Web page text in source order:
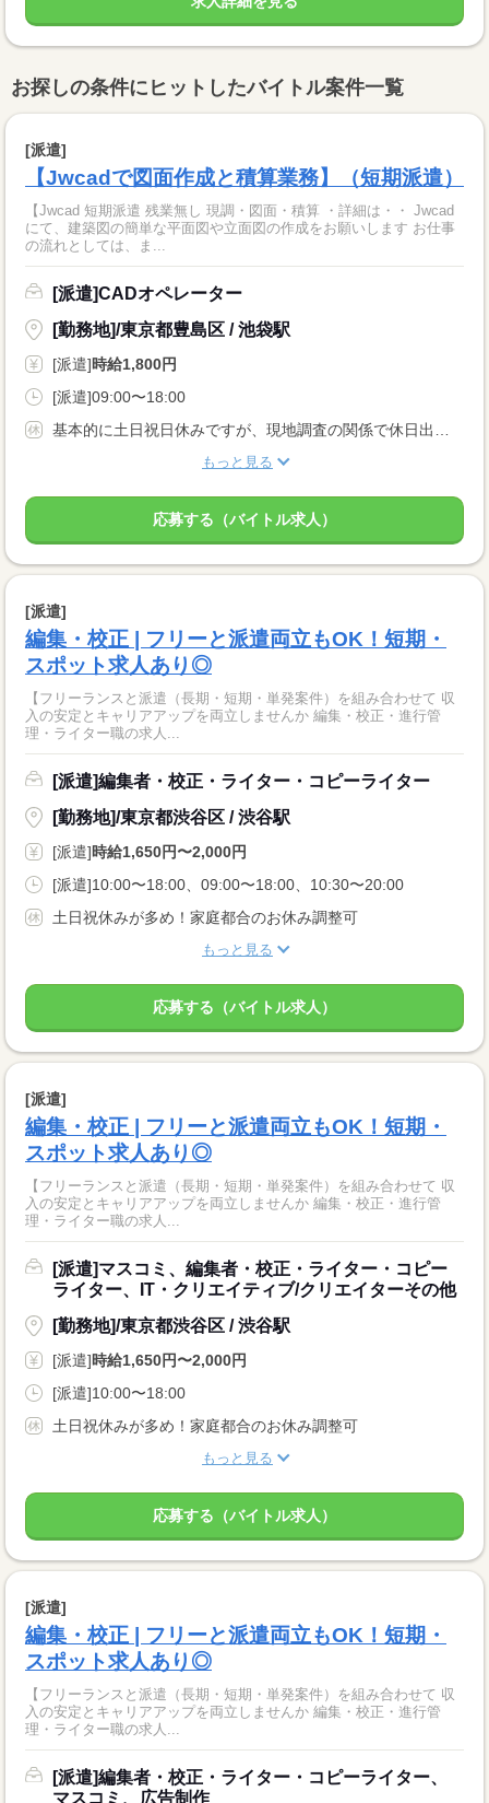
お探しの条件にヒットしたバイトル案件一覧
[派遣]
【Jwcadで図面作成と積算業務】（短期派遣）
【Jwcad 短期派遣 残業無し 現調・図面・積算 ・詳細は・・ Jwcad
にて、建築図の簡単な平面図や立面図の作成をお願いします お仕事
の流れとしては、ま...
[派遣]CADオペレーター
[勤務地]/東京都豊島区 / 池袋駅
[派遣]時給1,800円
[派遣]09:00〜18:00
もっと見る
応募する（バイトル求人）
[派遣]
編集・校正 | フリーと派遣両立もOK！短期・
スポット求人あり◎
【フリーランスと派遣（長期・短期・単発案件）を組み合わせて 収
入の安定とキャリアアップを両立しませんか 編集・校正・進行管
理・ライター職の求人...
[派遣]編集者・校正・ライター・コピーライター
[勤務地]/東京都渋谷区 / 渋谷駅
[派遣]時給1,650円〜2,000円
[派遣]10:00〜18:00、09:00〜18:00、10:30〜20:00
土日祝休みが多め！家庭都合のお休み調整可
もっと見る
応募する（バイトル求人）
[派遣]
編集・校正 | フリーと派遣両立もOK！短期・
スポット求人あり◎
【フリーランスと派遣（長期・短期・単発案件）を組み合わせて 収
入の安定とキャリアアップを両立しませんか 編集・校正・進行管
理・ライター職の求人...
[派遣]マスコミ、編集者・校正・ライター・コピー
ライター、IT・クリエイティブ/クリエイターその他
[勤務地]/東京都渋谷区 / 渋谷駅
[派遣]時給1,650円〜2,000円
[派遣]10:00〜18:00
土日祝休みが多め！家庭都合のお休み調整可
もっと見る
応募する（バイトル求人）
[派遣]
編集・校正 | フリーと派遣両立もOK！短期・
スポット求人あり◎
【フリーランスと派遣（長期・短期・単発案件）を組み合わせて 収
入の安定とキャリアアップを両立しませんか 編集・校正・進行管
理・ライター職の求人...
[派遣]編集者・校正・ライター・コピーライター、
マスコミ、広告制作